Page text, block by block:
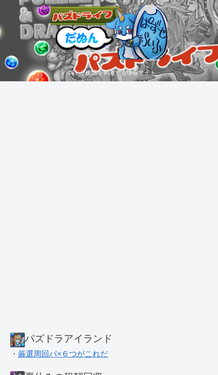
パズドラ生活を刺激する情報サイト
パズドラアイランド
・ 厳選周回パ×６つがこれだ